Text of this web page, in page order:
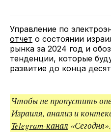
TwitterFacebookTelegram
Управление по
отчет о состоянии
рынка за 2024 год и
тенденции, которые
развитие до конца
Чтобы не пропустить
Израиля, анализ и
Telegram-канал «Сегодня».